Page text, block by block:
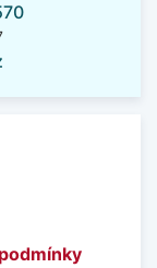
podmínky